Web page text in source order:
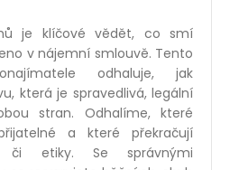
je klíčové vědět, co smí
v nájemní smlouvě. Tento
odhaluje, jak
která je spravedlivá, legální
stran. Odhalíme, které
a které překračují
či etiky. Se správnými